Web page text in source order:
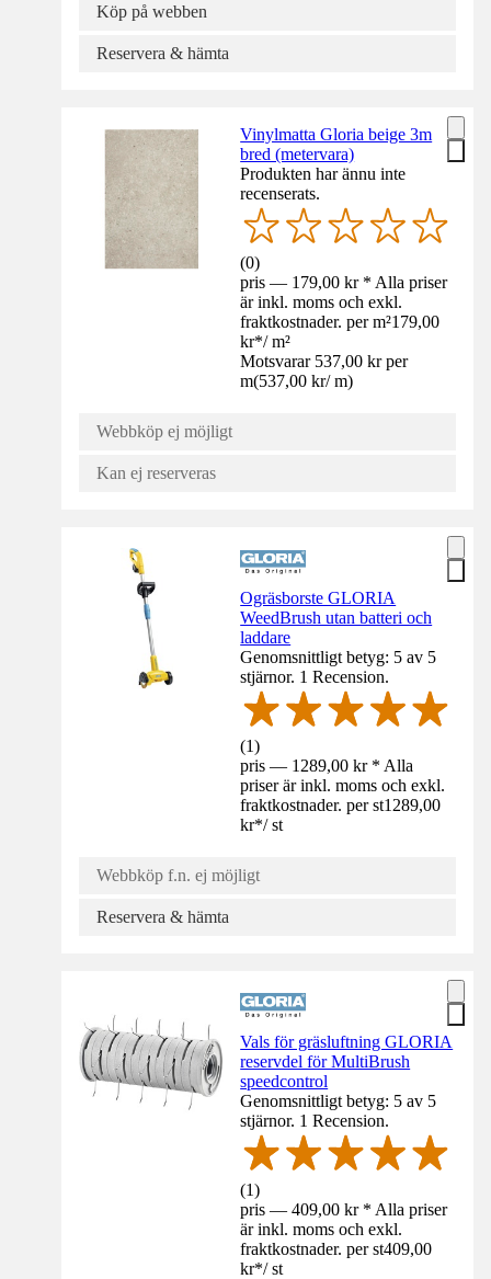
Köp på webben
Reservera & hämta
Vinylmatta Gloria beige 3m
bred (metervara)
Produkten har ännu inte
recenserats.
(0)
pris — 179,00 kr * Alla priser
är inkl. moms och exkl.
fraktkostnader. per m²179,00
kr*/ m²
Motsvarar 537,00 kr per
m(537,00 kr/ m)
Webbköp ej möjligt
Kan ej reserveras
Ogräsborste GLORIA
WeedBrush utan batteri och
laddare
Genomsnittligt betyg: 5 av 5
stjärnor. 1 Recension.
(1)
pris — 1289,00 kr * Alla
priser är inkl. moms och exkl.
fraktkostnader. per st1289,00
kr*/ st
Webbköp f.n. ej möjligt
Reservera & hämta
Vals för gräsluftning GLORIA
reservdel för MultiBrush
speedcontrol
Genomsnittligt betyg: 5 av 5
stjärnor. 1 Recension.
(1)
pris — 409,00 kr * Alla priser
är inkl. moms och exkl.
fraktkostnader. per st409,00
kr*/ st